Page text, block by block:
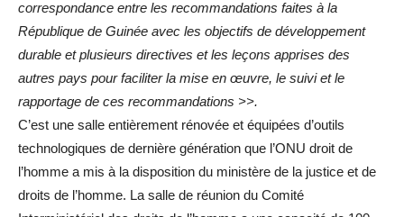
correspondance entre les recommandations faites à la
République de Guinée avec les objectifs de développement
durable et plusieurs directives et les leçons apprises des
autres pays pour faciliter la mise en œuvre, le suivi et le
rapportage de ces recommandations >>.
C’est une salle entièrement rénovée et équipées d’outils
technologiques de dernière génération que l’ONU droit de
l’homme a mis à la disposition du ministère de la justice et de
droits de l’homme. La salle de réunion du Comité